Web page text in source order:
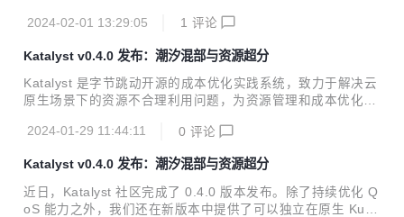
CNCF 官方认可生态构建工具中的一部分。 Katalsyt｜http
cheduling-orchestration--katalyst KubeAdmiral｜https://la
ndscape.cncf.io/?item=orch...
2024-02-01 13:29:05 1 评论
Katalyst v0.4.0 发布：潮汐混部与资源超分
Katalyst 是字节跳动开源的成本优化实践系统，致力于解决云
原生场景下的资源不合理利用问题，为资源管理和成本优化提
ewharf/katalyst-core 近日，Katalyst 社区完成了 0.4.0 版本
了可以独立在原生 Kubernetes 上使用的潮汐混部和资源超售
能力。 和在离线常态混部一样，这些能力是字节跳动在不同业
务场景中实现降本增效的技术手段，我们在抽象出标准化能力
2024-01-29 11:44:11 0 评论
Katalyst v0.4.0 发布：潮汐混部与资源超分
近日，Katalyst 社区完成了 0.4.0 版本发布。除了持续优化 Q
oS 能力之外，我们还在新版本中提供了可以独立在原生 Kube